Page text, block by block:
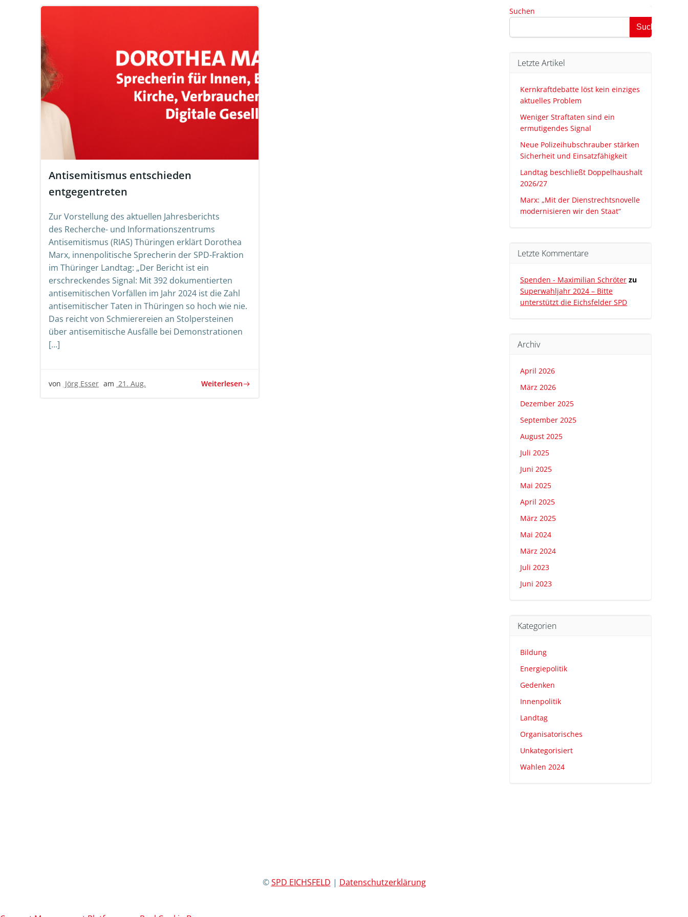
Antisemitismus entschieden
entgegentreten
Zur Vorstellung des aktuellen Jahresberichts
des Recherche- und Informationszentrums
Antisemitismus (RIAS) Thüringen erklärt Dorothea
Marx, innenpolitische Sprecherin der SPD-Fraktion
im Thüringer Landtag: „Der Bericht ist ein
erschreckendes Signal: Mit 392 dokumentierten
antisemitischen Vorfällen im Jahr 2024 ist die Zahl
antisemitischer Taten in Thüringen so hoch wie nie.
Das reicht von Schmierereien an Stolpersteinen
über antisemitische Ausfälle bei Demonstrationen
[…]
von Jörg Esser am 21. Aug. Weiterlesen
Suchen
Suchen
Letzte Artikel
Kernkraftdebatte löst kein einziges
aktuelles Problem
Weniger Straftaten sind ein
ermutigendes Signal
Neue Polizeihubschrauber stärken
Sicherheit und Einsatzfähigkeit
Landtag beschließt Doppelhaushalt
2026/27
Marx: „Mit der Dienstrechtsnovelle
modernisieren wir den Staat“
Letzte Kommentare
Spenden - Maximilian Schröter zu
Superwahljahr 2024 – Bitte
unterstützt die Eichsfelder SPD
Archiv
April 2026
März 2026
Dezember 2025
September 2025
August 2025
Juli 2025
Juni 2025
Mai 2025
April 2025
März 2025
Mai 2024
März 2024
Juli 2023
Juni 2023
Kategorien
Bildung
Energiepolitik
Gedenken
Innenpolitik
Landtag
Organisatorisches
Unkategorisiert
Wahlen 2024
©SPD EICHSFELD | Datenschutzerklärung